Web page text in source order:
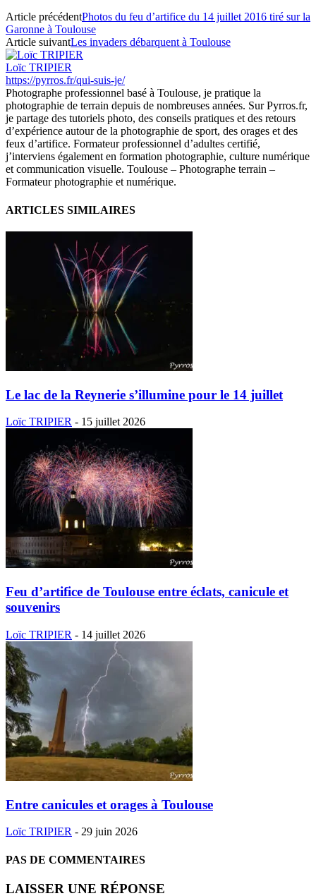
Article précédentPhotos du feu d’artifice du 14 juillet 2016 tiré sur la
Garonne à Toulouse
Article suivantLes invaders débarquent à Toulouse
Loïc TRIPIER
https://pyrros.fr/qui-suis-je/
Photographe professionnel basé à Toulouse, je pratique la
photographie de terrain depuis de nombreuses années. Sur Pyrros.fr,
je partage des tutoriels photo, des conseils pratiques et des retours
d’expérience autour de la photographie de sport, des orages et des
feux d’artifice. Formateur professionnel d’adultes certifié,
j’interviens également en formation photographie, culture numérique
et communication visuelle. Toulouse – Photographe terrain –
Formateur photographie et numérique.
ARTICLES SIMILAIRES
Le lac de la Reynerie s’illumine pour le 14 juillet
Loïc TRIPIER - 15 juillet 2026
Feu d’artifice de Toulouse entre éclats, canicule et
souvenirs
Loïc TRIPIER - 14 juillet 2026
Entre canicules et orages à Toulouse
Loïc TRIPIER - 29 juin 2026
PAS DE COMMENTAIRES
LAISSER UNE RÉPONSE